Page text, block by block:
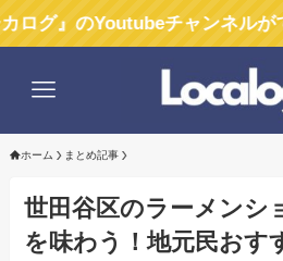
Youtubeチャンネルができまし
ホーム まとめ記事
世田谷区のラーメンシ
を味わう！地元民おす